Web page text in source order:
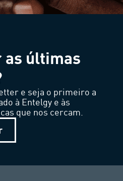
as últimas
e seja o primeiro a
à Entelgy e às
que nos cercam.